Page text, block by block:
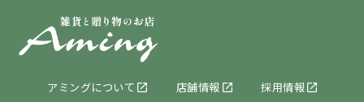
アミングについて 店舗情報 採用情報